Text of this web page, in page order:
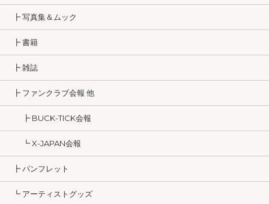
┣ 写真集＆ムック
┣ 書籍
┣ 雑誌
┣ ファンクラブ会報 他
┣ BUCK-TICK会報
┗ X-JAPAN会報
┣ パンフレット
┗ アーティストグッズ